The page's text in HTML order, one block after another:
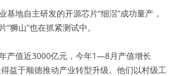
基地自主研发的开源芯片“细滘”成功量产，
“狮山”也在抓紧测试中。
产值近3000亿元，今年1—8月产值增长
益于顺德推动产业转型升级。他们以村级工